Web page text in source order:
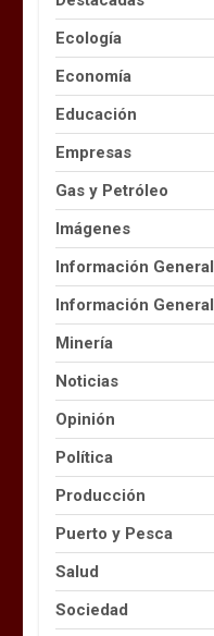
Ecología
Economía
Educación
Empresas
Gas y Petróleo
Imágenes
Información General
Información General
Minería
Noticias
Opinión
Política
Producción
Puerto y Pesca
Salud
Sociedad